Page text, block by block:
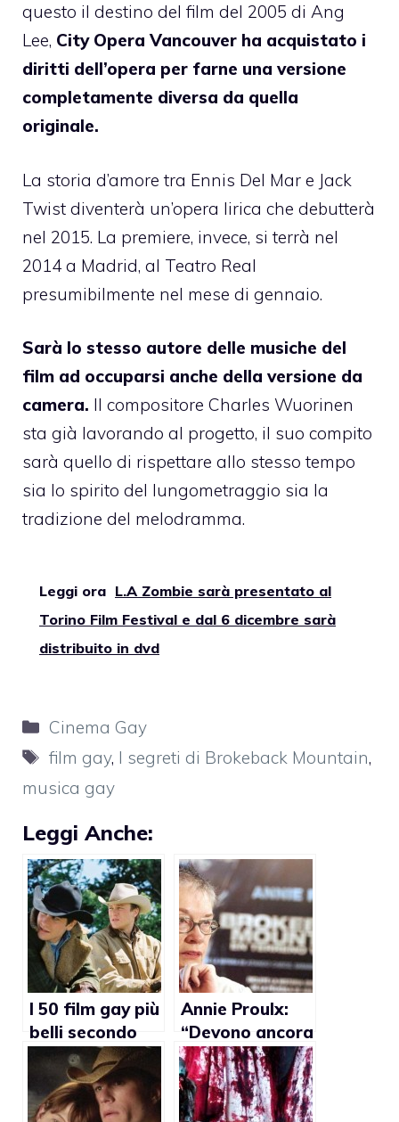
questo il destino del film del 2005 di Ang
Lee, City Opera Vancouver ha acquistato i
diritti dell’opera per farne una versione
completamente diversa da quella
originale.
La storia d’amore tra Ennis Del Mar e Jack
Twist diventerà un’opera lirica che debutterà
nel 2015. La premiere, invece, si terrà nel
2014 a Madrid, al Teatro Real
presumibilmente nel mese di gennaio.
Sarà lo stesso autore delle musiche del
film ad occuparsi anche della versione da
camera. Il compositore Charles Wuorinen
sta già lavorando al progetto, il suo compito
sarà quello di rispettare allo stesso tempo
sia lo spirito del lungometraggio sia la
tradizione del melodramma.
Leggi ora L.A Zombie sarà presentato al
Torino Film Festival e dal 6 dicembre sarà
distribuito in dvd
Categorie
Cinema Gay
Tag
film gay, I segreti di Brokeback Mountain,
musica gay
Leggi Anche:
I 50 film gay più
belli secondo
Total Film
Annie Proulx:
“Devono ancora
pagarmi per
Brokeback
Mountain”